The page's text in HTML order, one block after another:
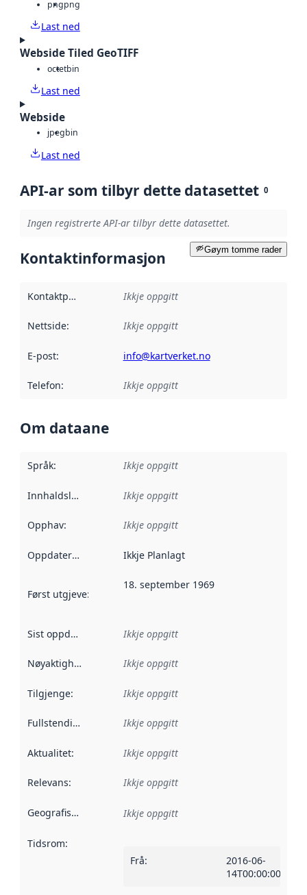
pngpng
Last ned
Webside Tiled GeoTIFF
octetbin
Last ned
Webside
jpegbin
Last ned
API-ar som tilbyr dette datasettet 0
Ingen registrerte API-ar tilbyr dette datasettet.
Gøym tomme rader
Kontaktinformasjon
Kontaktpunkt Ikkje oppgitt
Nettside: Ikkje oppgitt
E-post: info@kartverket.no
Telefon: Ikkje oppgitt
Om dataane
Språk: Ikkje oppgitt
Innhaldsleverandørar :
Ikkje oppgitt
Opphav: Ikkje oppgitt
Oppdateringsfrekvens :
Ikkje Planlagt
Først utgjeve: Denne datoen seier når dataa i dette
18. september 1969
Sist oppdatert Ikkje oppgitt
Nøyaktigheit Ikkje oppgitt
Tilgjenge: Ikkje oppgitt
Fullstendigheit Ikkje oppgitt
Aktualitet: Ikkje oppgitt
Relevans: Ikkje oppgitt
Geografisk område Ikkje oppgitt
Tidsrom:
Frå:
2016-06-
14T00:00:00Z